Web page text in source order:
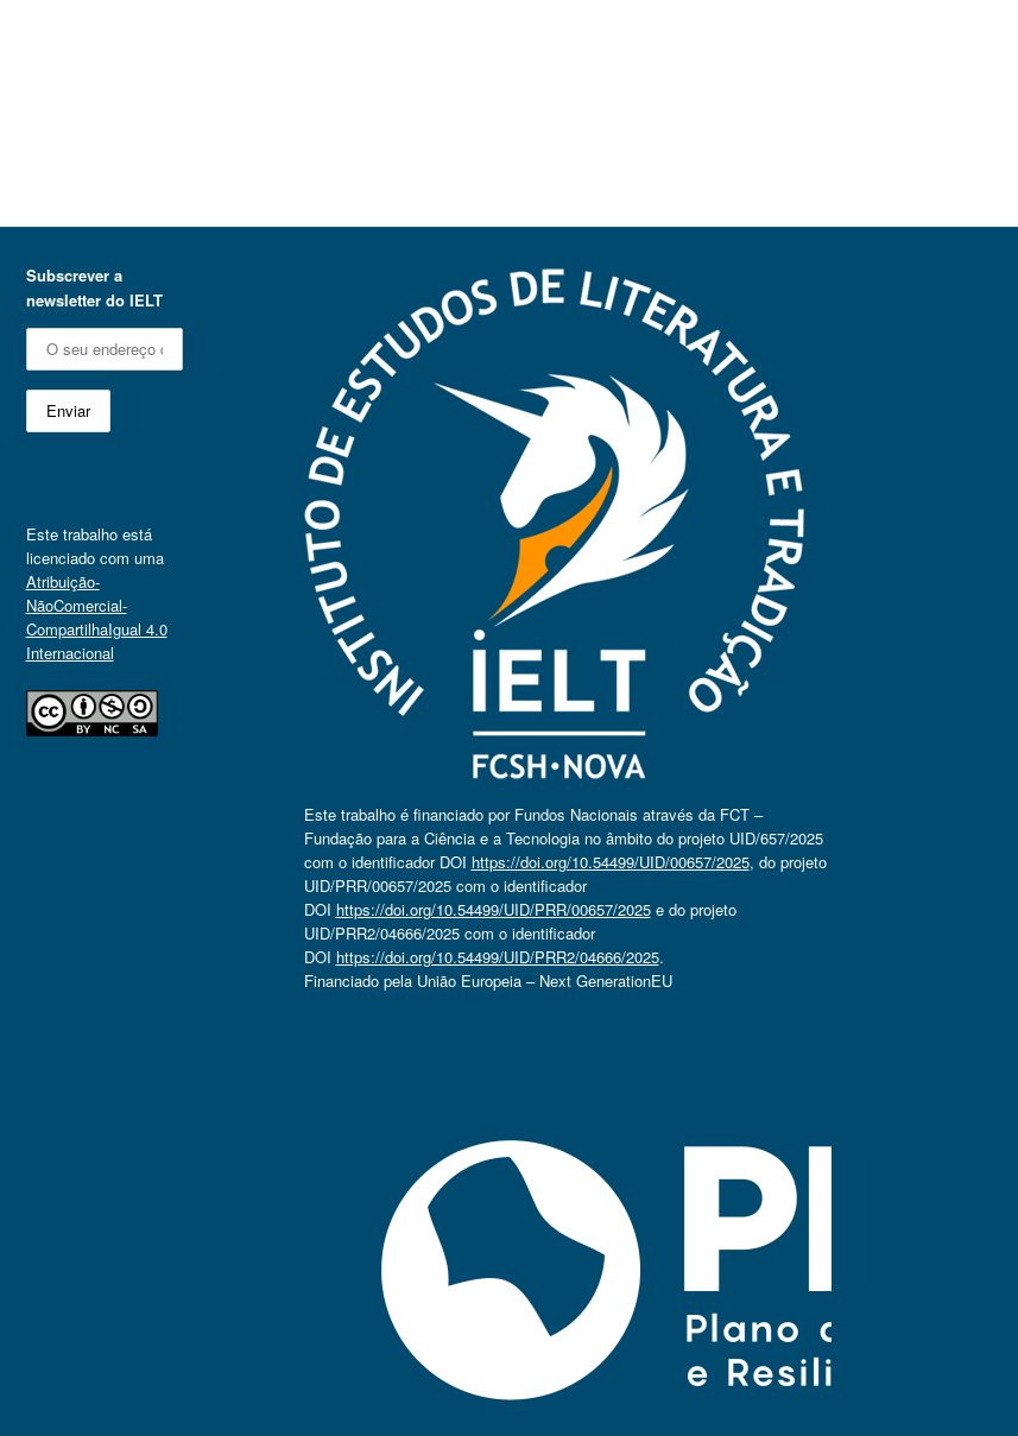
Subscrever a
newsletter do IELT
Este trabalho está
licenciado com uma
Atribuição-
NãoComercial-
CompartilhaIgual 4.0
Internacional
Este trabalho é financiado por Fundos Nacionais através da FCT –
Fundação para a Ciência e a Tecnologia no âmbito do projeto UID/657/2025
com o identificador DOI https://doi.org/10.54499/UID/00657/2025, do projeto
UID/PRR/00657/2025 com o identificador
DOI https://doi.org/10.54499/UID/PRR/00657/2025e do projeto
UID/PRR2/04666/2025 com o identificador
DOI https://doi.org/10.54499/UID/PRR2/04666/2025.
Financiado pela União Europeia – Next GenerationEU